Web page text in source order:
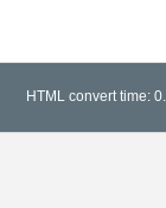
HTML convert time: